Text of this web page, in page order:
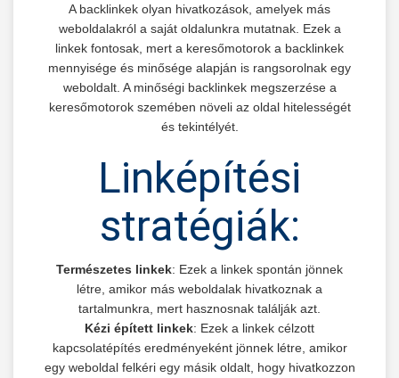
A backlinkek olyan hivatkozások, amelyek más
weboldalakról a saját oldalunkra mutatnak. Ezek a
linkek fontosak, mert a keresőmotorok a backlinkek
mennyisége és minősége alapján is rangsorolnak egy
weboldalt. A minőségi backlinkek megszerzése a
keresőmotorok szemében növeli az oldal hitelességét
és tekintélyét.
Linképítési
stratégiák:
Természetes linkek: Ezek a linkek spontán jönnek
létre, amikor más weboldalak hivatkoznak a
tartalmunkra, mert hasznosnak találják azt.
Kézi épített linkek: Ezek a linkek célzott
kapcsolatépítés eredményeként jönnek létre, amikor
egy weboldal felkéri egy másik oldalt, hogy hivatkozzon